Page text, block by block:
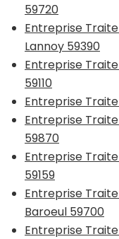
59720
Entreprise
Lannoy 59390
Entreprise
59110
Entreprise
Entreprise
59870
Entreprise
59159
Entreprise
Baroeul 59700
Entreprise